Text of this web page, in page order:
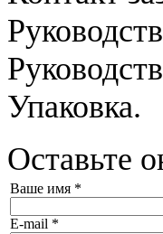
Упаковка.
Оставьте
Ваше имя *
E-mail *